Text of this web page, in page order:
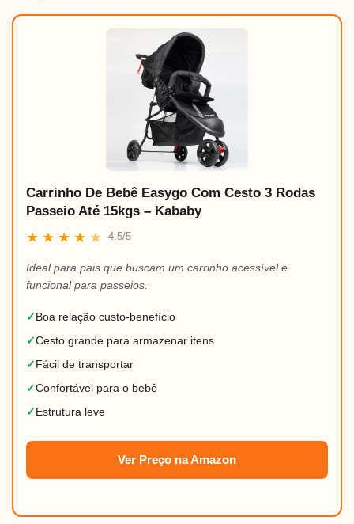
Carrinho De Bebê Easygo Com Cesto 3 Rodas
Passeio Até 15kgs – Kababy
★ ★ ★ ★ ★ 4.5/5
Ideal para pais que buscam um carrinho acessível e
funcional para passeios.
✓ Boa relação custo-benefício
✓Cesto grande para armazenar itens
✓ Fácil de transportar
✓Confortável para o bebê
✓ Estrutura leve
Ver Preço na Amazon